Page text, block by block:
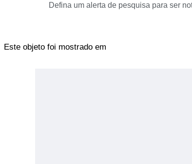
Defina um alerta de pesquisa para ser
Este objeto foi mostrado em